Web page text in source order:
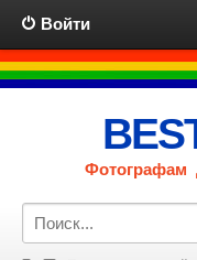
Войти
Фотографам